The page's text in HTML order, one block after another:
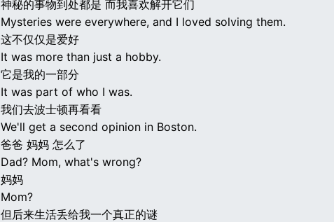
神秘的事物到处都是 而我喜欢解开它们
Mysteries were everywhere, and I loved solving them.
这不仅仅是爱好
It was more than just a hobby.
它是我的一部分
It was part of who I was.
我们去波士顿再看看
We'll get a second opinion in Boston.
爸爸 妈妈 怎么了
Dad? Mom, what's wrong?
妈妈
Mom?
但后来生活丢给我一个真正的谜